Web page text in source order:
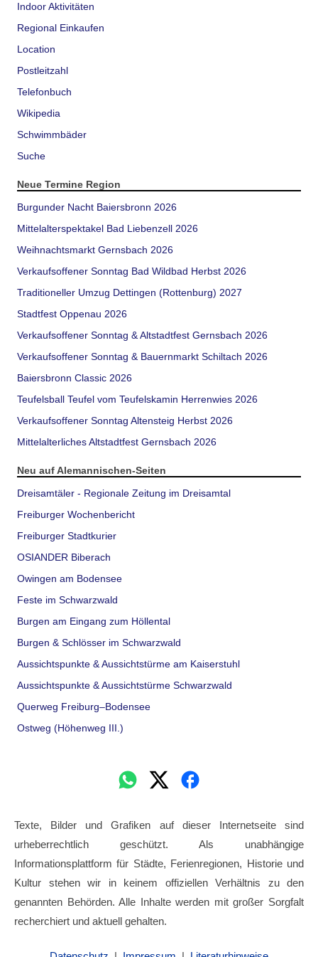
Indoor Aktivitäten
Regional Einkaufen
Location
Postleitzahl
Telefonbuch
Wikipedia
Schwimmbäder
Suche
Neue Termine Region
Burgunder Nacht Baiersbronn 2026
Mittelalterspektakel Bad Liebenzell 2026
Weihnachtsmarkt Gernsbach 2026
Verkaufsoffener Sonntag Bad Wildbad Herbst 2026
Traditioneller Umzug Dettingen (Rottenburg) 2027
Stadtfest Oppenau 2026
Verkaufsoffener Sonntag & Altstadtfest Gernsbach 2026
Verkaufsoffener Sonntag & Bauernmarkt Schiltach 2026
Baiersbronn Classic 2026
Teufelsball Teufel vom Teufelskamin Herrenwies 2026
Verkaufsoffener Sonntag Altensteig Herbst 2026
Mittelalterliches Altstadtfest Gernsbach 2026
Neu auf Alemannischen-Seiten
Dreisamtäler - Regionale Zeitung im Dreisamtal
Freiburger Wochenbericht
Freiburger Stadtkurier
OSIANDER Biberach
Owingen am Bodensee
Feste im Schwarzwald
Burgen am Eingang zum Höllental
Burgen & Schlösser im Schwarzwald
Aussichtspunkte & Aussichtstürme am Kaiserstuhl
Aussichtspunkte & Aussichtstürme Schwarzwald
Querweg Freiburg–Bodensee
Ostweg (Höhenweg III.)
Texte, Bilder und Grafiken auf dieser Internetseite sind
urheberrechtlich geschützt. Als unabhängige
Informationsplattform für Städte, Ferienregionen, Historie und
Kultur stehen wir in keinem offiziellen Verhältnis zu den
genannten Behörden. Alle Inhalte werden mit großer Sorgfalt
recherchiert und aktuell gehalten.